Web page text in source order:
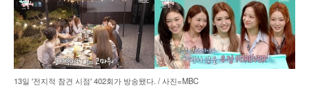
13일 '전지적 참견 시점' 402회가 방송됐다. / 사진=MBC